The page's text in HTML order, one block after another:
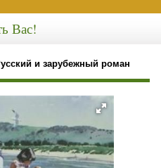
Вас!
и зарубежный роман